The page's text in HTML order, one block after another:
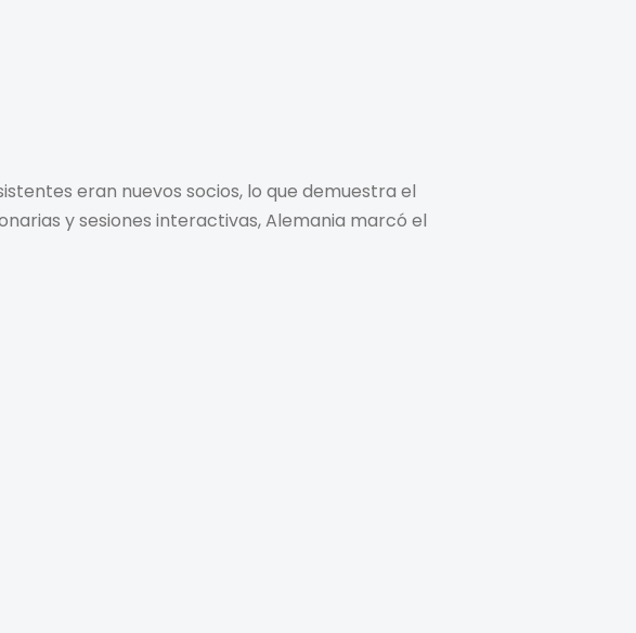
eran nuevos socios, lo que demuestra el
y sesiones interactivas, Alemania marcó el